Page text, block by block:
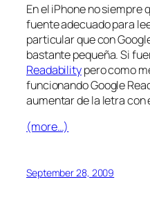
En el iPhone no siempre
fuente adecuado para
particular que con
bastante pequeña. Si
Readabilitypero como
funcionando Google
aumentar de la letra
(more…)
September 28, 2009